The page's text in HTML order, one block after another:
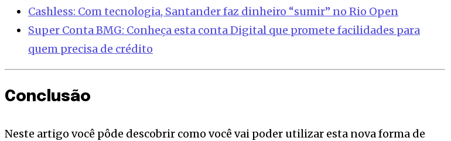
Cashless: Com tecnologia, Santander faz dinheiro “sumir” no Rio Open
Super Conta BMG: Conheça esta conta Digital que promete facilidades para
quem precisa de crédito
Conclusão
Neste artigo você pôde descobrir como você vai poder utilizar esta nova forma de